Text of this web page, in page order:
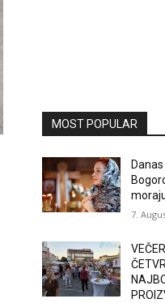
MOST POPULAR
7.